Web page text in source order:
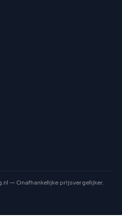
— Onafhankelijke prijsvergelijker.